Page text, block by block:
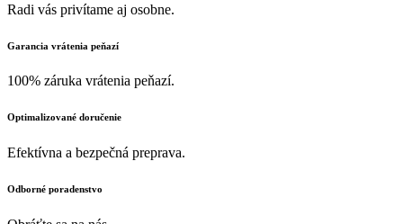
Radi vás privítame aj osobne.
Garancia vrátenia peňazí
100% záruka vrátenia peňazí.
Optimalizované doručenie
Efektívna a bezpečná preprava.
Odborné poradenstvo